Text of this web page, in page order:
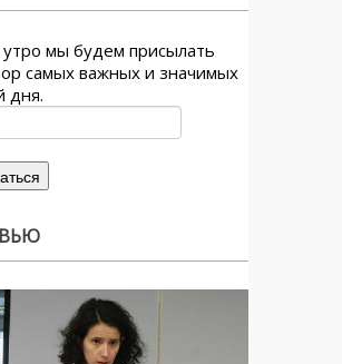
мы будем присылать
самых важных и значимых
дня.